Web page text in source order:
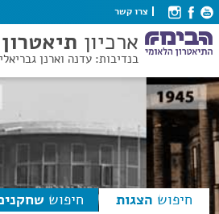
צרו קשר
ארכיון
בנדיבות: עדנה וארנן גבריאלי
חיפוש הצגות חיפוש